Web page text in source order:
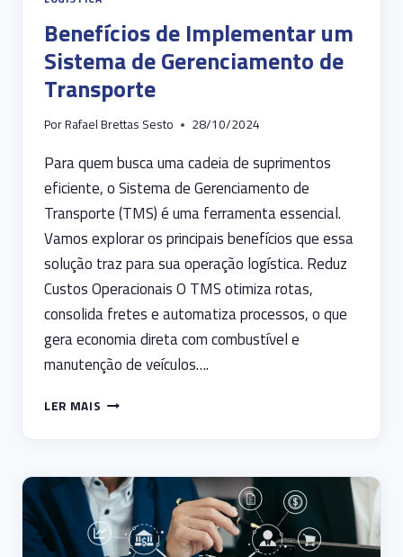
Benefícios de Implementar um
Sistema de Gerenciamento de
Transporte
PorRafael Brettas Sesto 28/10/2024
Para quem busca uma cadeia de suprimentos
eficiente, o Sistema de Gerenciamento de
Transporte (TMS) é uma ferramenta essencial.
Vamos explorar os principais benefícios que essa
solução traz para sua operação logística. Reduz
Custos Operacionais O TMS otimiza rotas,
consolida fretes e automatiza processos, o que
gera economia direta com combustível e
manutenção de veículos….
LER MAIS BENEFÍCIOS
SISTEMA
DE
GERENCIAMENTO
DE